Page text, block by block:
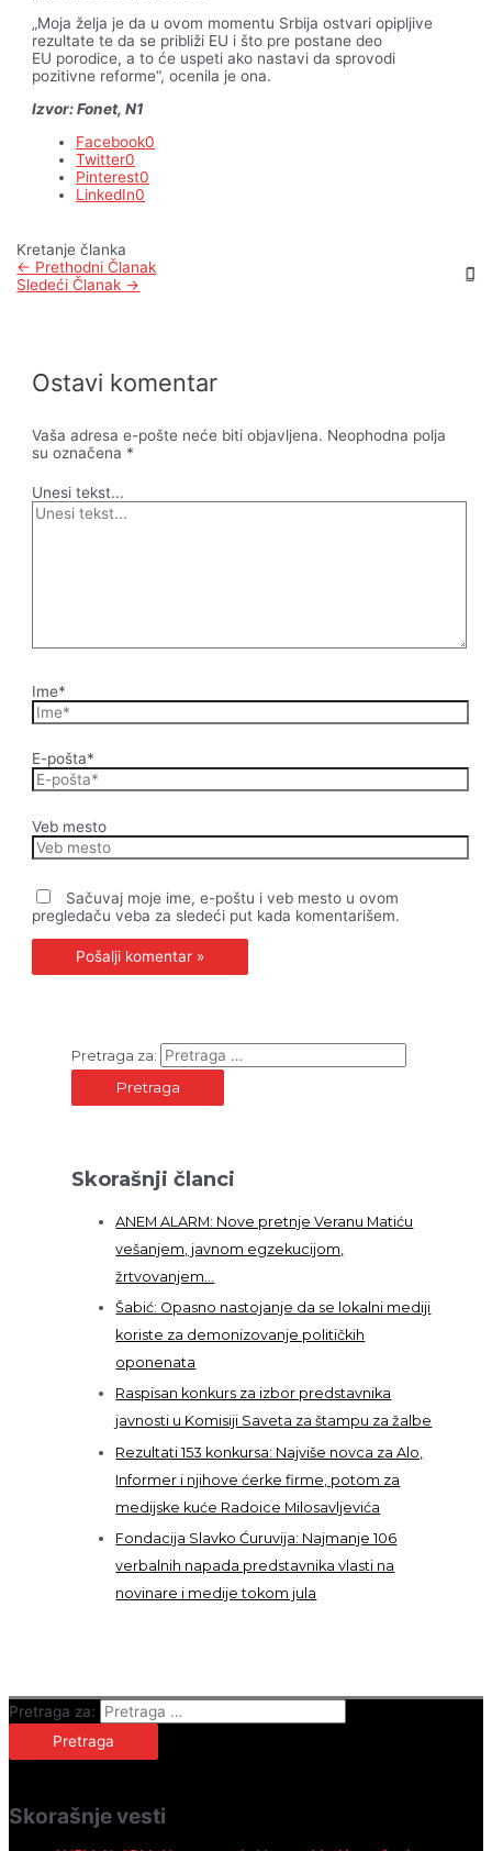
„Moja želja je da u ovom momentu Srbija ostvari opipljive
rezultate te da se približi EU i što pre postane deo
EU porodice, a to će uspeti ako nastavi da sprovodi
pozitivne reforme“, ocenila je ona.
Izvor: Fonet, N1
Facebook0
Twitter0
Pinterest0
LinkedIn0
Kretanje članka
← Prethodni Članak
Sledeći Članak →
Ostavi komentar
Vaša adresa e-pošte neće biti objavljena. Neophodna polja
su označena *
Unesi tekst...
Ime*
E-pošta*
Veb mesto
Sačuvaj moje ime, e-poštu i veb mesto u ovom
pregledaču veba za sledeći put kada komentarišem.
Pretraga za:
Skorašnji članci
ANEM ALARM: Nove pretnje Veranu Matiću
vešanjem, javnom egzekucijom,
žrtvovanjem…
Šabić: Opasno nastojanje da se lokalni mediji
koriste za demonizovanje političkih
oponenata
Raspisan konkurs za izbor predstavnika
javnosti u Komisiji Saveta za štampu za žalbe
Rezultati 153 konkursa: Najviše novca za Alo,
Informer i njihove ćerke firme, potom za
medijske kuće Radoice Milosavljevića
Fondacija Slavko Ćuruvija: Najmanje 106
verbalnih napada predstavnika vlasti na
novinare i medije tokom jula
Pretraga za:
Skorašnje vesti